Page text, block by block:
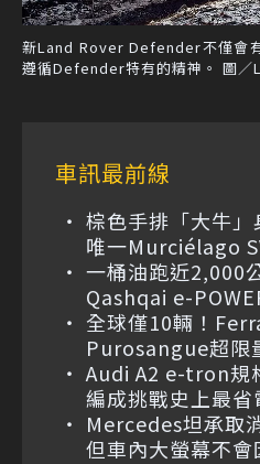
新Land Rover Defender不僅會
遵循Defender特有的精神。 圖／
車訊最前線
棕色手排「大牛
唯一Murciélago
一桶油跑近2,000
Qashqai e-
全球僅10輛！
Purosangue超限
Audi A2 e-tron規
編成挑戰史上最省
Mercedes坦承取
但車內大螢幕不會